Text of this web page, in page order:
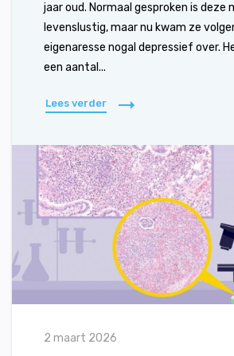
jaar oud. Normaal gesproken is deze
levenslustig, maar nu kwam ze
eigenaresse nogal depressief over.
een aantal...
Lees verder
2 maart 2026